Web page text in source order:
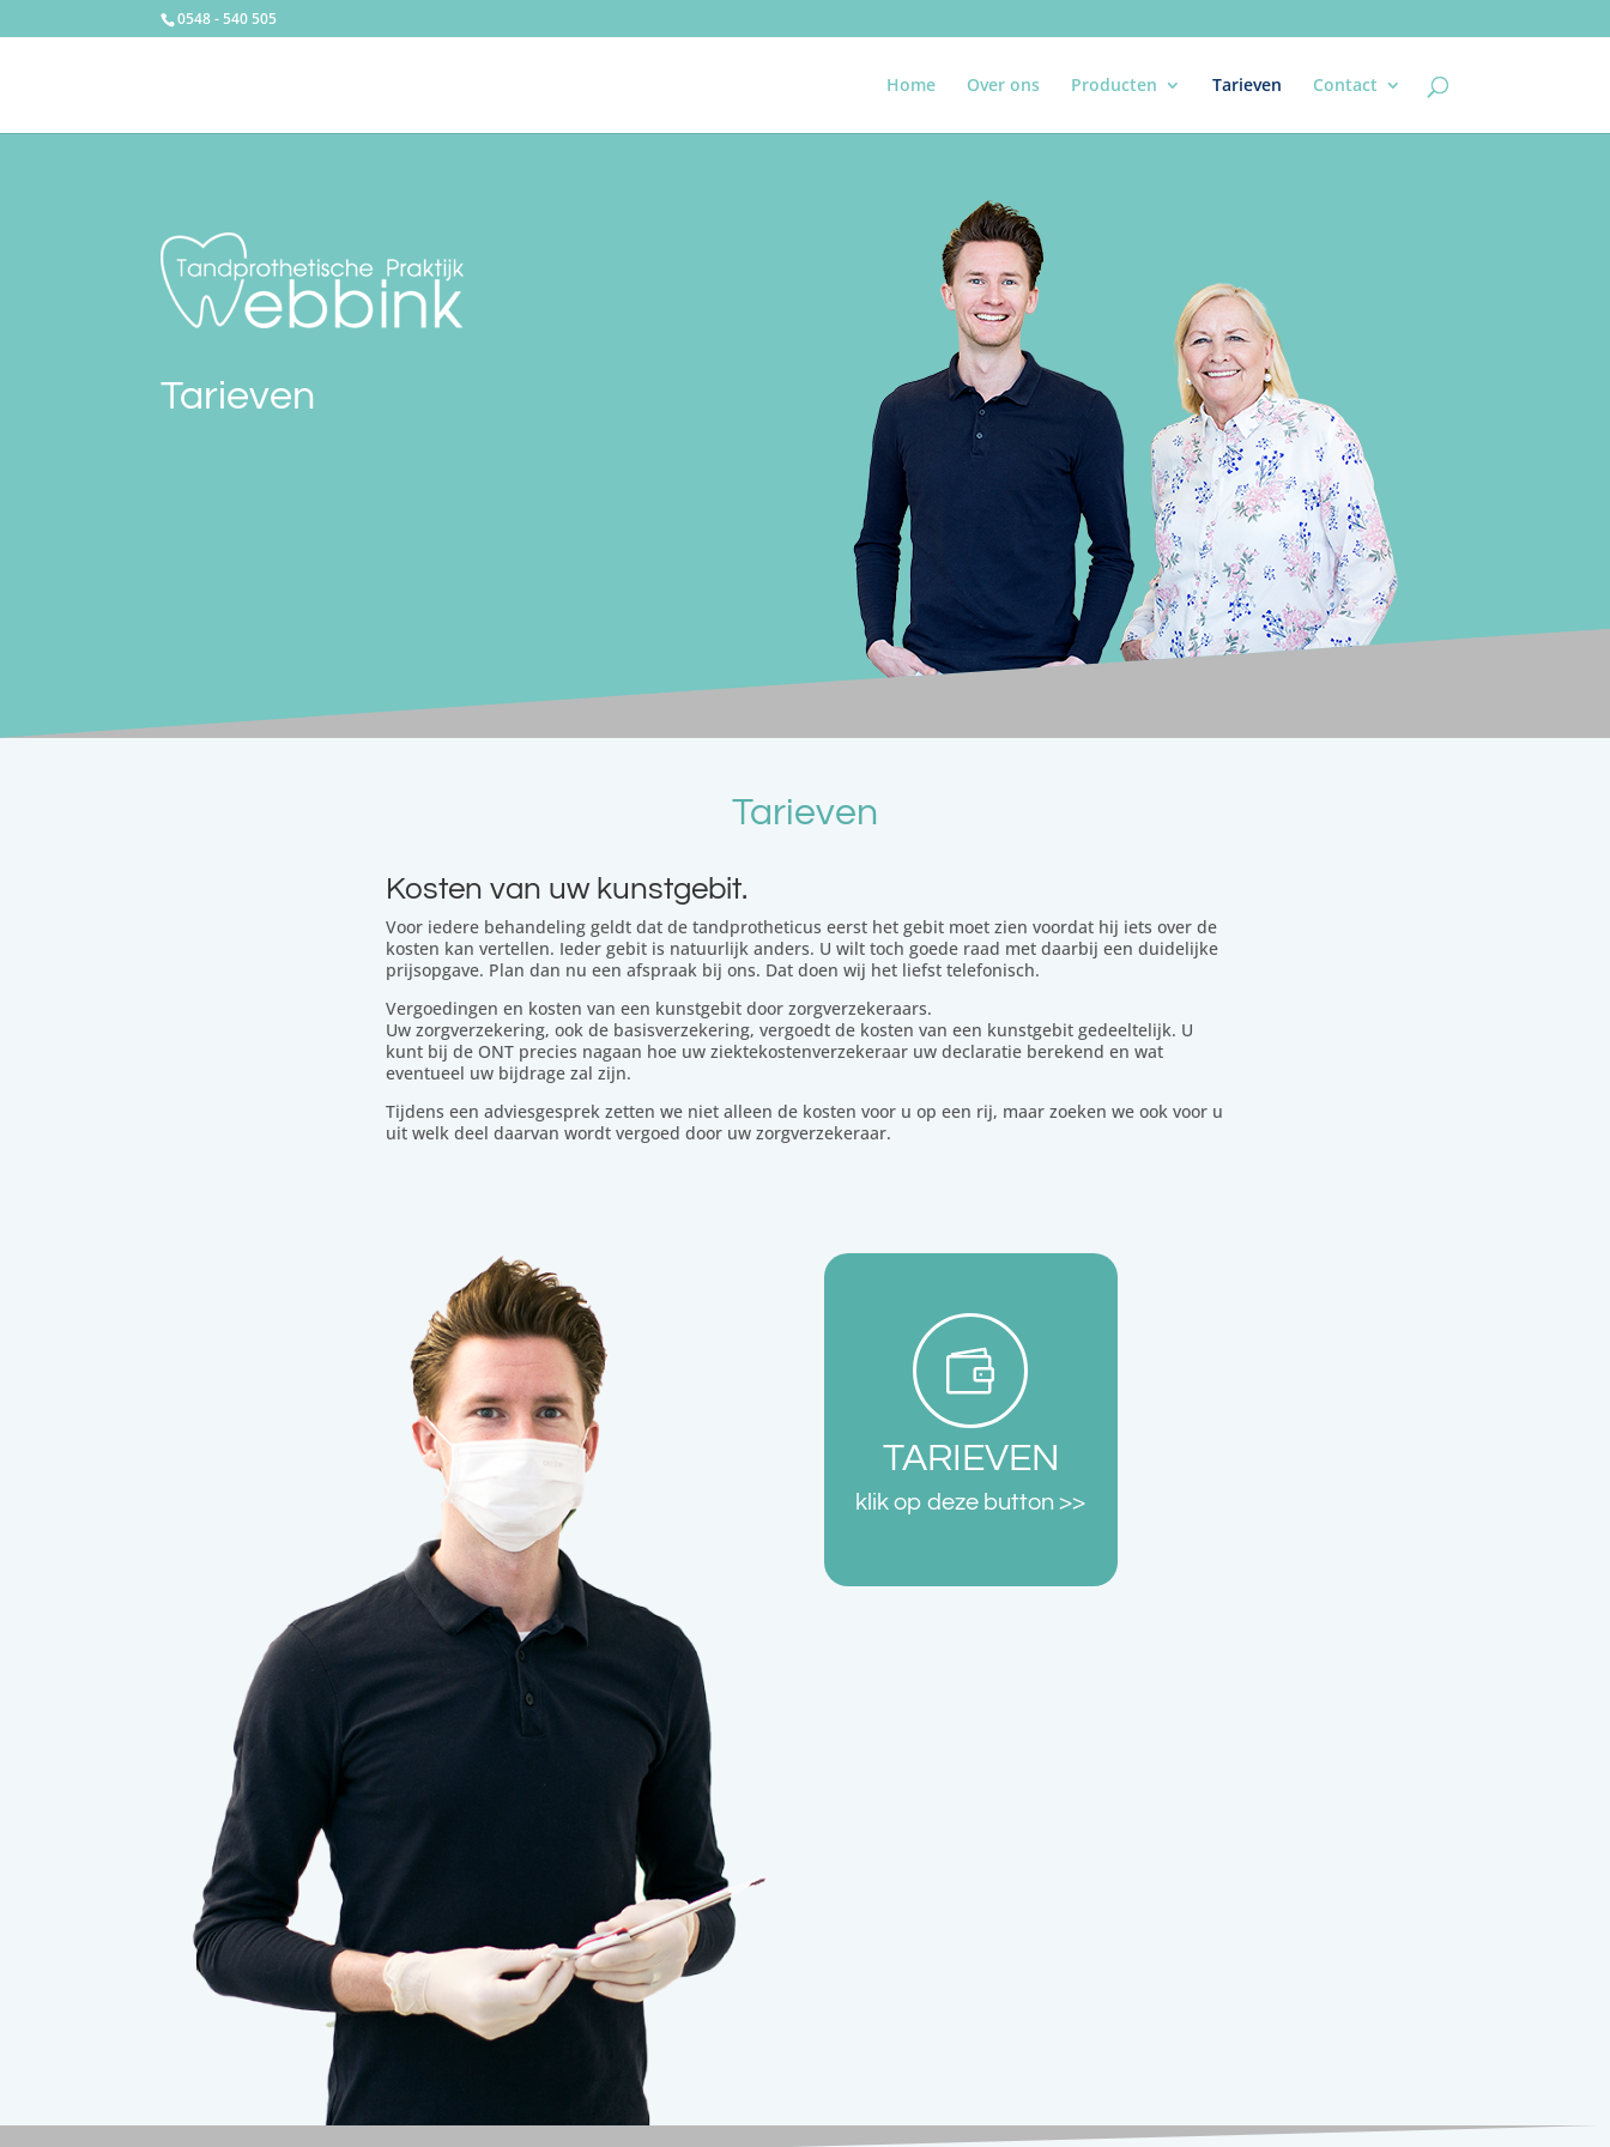
0548 - 540 505
Home Over ons Producten Tarieven Contact
Tarieven
Tarieven
Kosten van uw kunstgebit.
Voor iedere behandeling geldt dat de tandprotheticus eerst het gebit moet zien voordat hij iets over de
kosten kan vertellen. Ieder gebit is natuurlijk anders. U wilt toch goede raad met daarbij een duidelijke
prijsopgave. Plan dan nu een afspraak bij ons. Dat doen wij het liefst telefonisch.
Vergoedingen en kosten van een kunstgebit door zorgverzekeraars.
Uw zorgverzekering, ook de basisverzekering, vergoedt de kosten van een kunstgebit gedeeltelijk. U
kunt bij de ONT precies nagaan hoe uw ziektekostenverzekeraar uw declaratie berekend en wat
eventueel uw bijdrage zal zijn.
Tijdens een adviesgesprek zetten we niet alleen de kosten voor u op een rij, maar zoeken we ook voor u
uit welk deel daarvan wordt vergoed door uw zorgverzekeraar.

TARIEVEN
klik op deze button >>